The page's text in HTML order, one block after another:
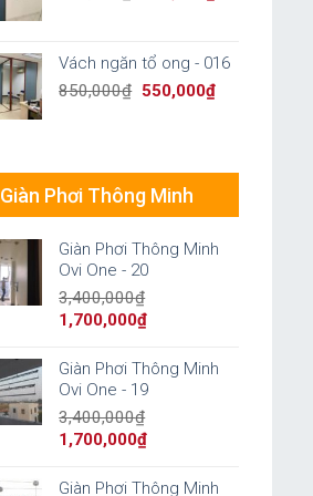
850,000₫.550,000₫.
Vách ngăn tổ ong - 016
850,000₫ Original
550,000₫Current
Giàn Phơi Thông Minh
Giàn Phơi Thông Minh
Ovi One - 20
3,400,000₫
Original
was:
3,400,000₫.
1,700,000₫Current
is:
1,700,000₫.
Giàn Phơi Thông Minh
Ovi One - 19
3,400,000₫
Original
was:
1,700,000₫Current
is:
Giàn Phơi Thông Minh